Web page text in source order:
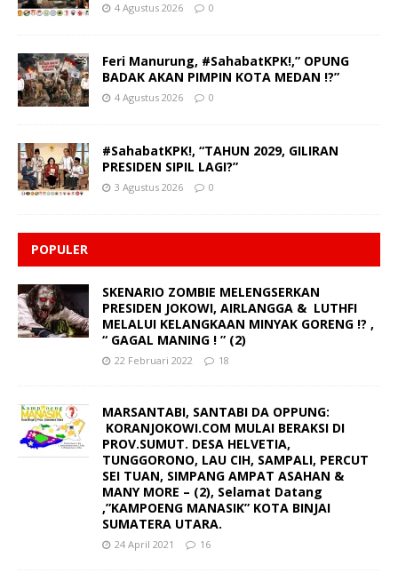
4 Agustus 2026 0
Feri Manurung, #SahabatKPK!,” OPUNG
BADAK AKAN PIMPIN KOTA MEDAN !?”
4 Agustus 2026 0
#SahabatKPK!, “TAHUN 2029, GILIRAN
PRESIDEN SIPIL LAGI?”
3 Agustus 2026 0
POPULER
SKENARIO ZOMBIE MELENGSERKAN
PRESIDEN JOKOWI, AIRLANGGA & LUTHFI
MELALUI KELANGKAAN MINYAK GORENG !? ,
“ GAGAL MANING ! ” (2)
22 Februari 2022 18
MARSANTABI, SANTABI DA OPPUNG:
KORANJOKOWI.COM MULAI BERAKSI DI
PROV.SUMUT. DESA HELVETIA,
TUNGGORONO, LAU CIH, SAMPALI, PERCUT
SEI TUAN, SIMPANG AMPAT ASAHAN &
MANY MORE – (2), Selamat Datang
,”KAMPOENG MANASIK” KOTA BINJAI
SUMATERA UTARA.
24 April 2021 16